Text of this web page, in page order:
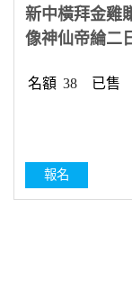
新中橫拜金雞
像神仙帝綸二
38
報名